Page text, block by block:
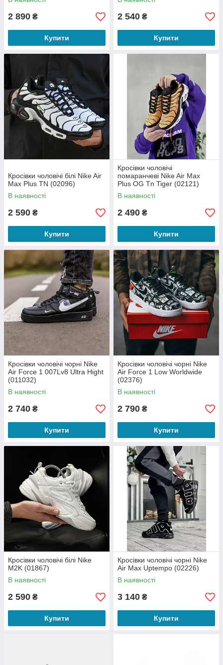
2 890 ₴
Купити
2 540 ₴
Купити
Кросівки чоловічі білі Nike Air
Max Plus TN (02096)
В наявності
2 590 ₴
Купити
Кросівки чоловічі
помаранчеві Nike Air Max
Plus OG Tn Tiger (02121)
В наявності
2 490 ₴
Купити
Кросівки чоловічі чорні Nike
Air Force 1 007Lv8 Ultra Hight
(011032)
В наявності
2 740 ₴
Купити
Кросівки чоловічі чорні Nike
Air Force 1 Low Worldwide
(02376)
В наявності
2 790 ₴
Купити
Кросівки чоловічі білі Nike
M2K (01867)
В наявності
2 590 ₴
Купити
Кросівки чоловічі чорні Nike
Air Max Uptempo (02226)
В наявності
3 140 ₴
Купити